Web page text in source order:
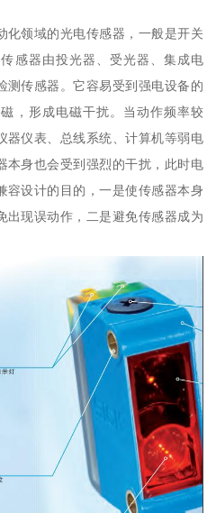
化领域的光电传感器，一般是开关
感器由投光器、受光器、集成电
测传感器。它容易受到强电设备的
，形成电磁干扰。当动作频率较
器仪表、总线系统、计算机等弱电
本身也会受到强烈的干扰，此时电
容设计的目的，一是使传感器本身
出现误动作，二是避免传感器成为